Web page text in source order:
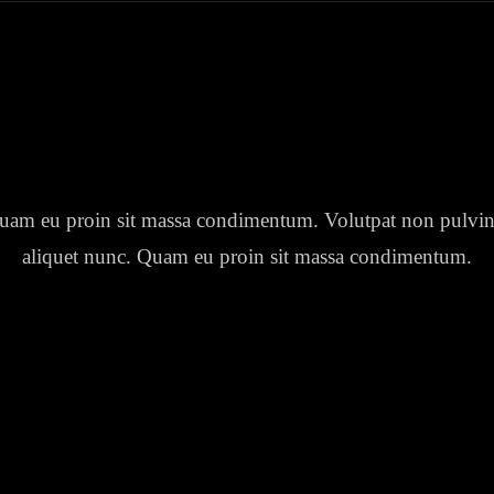
eu proin sit massa condimentum. Volutpat non
aliquet nunc. Quam eu proin sit massa condimentum.